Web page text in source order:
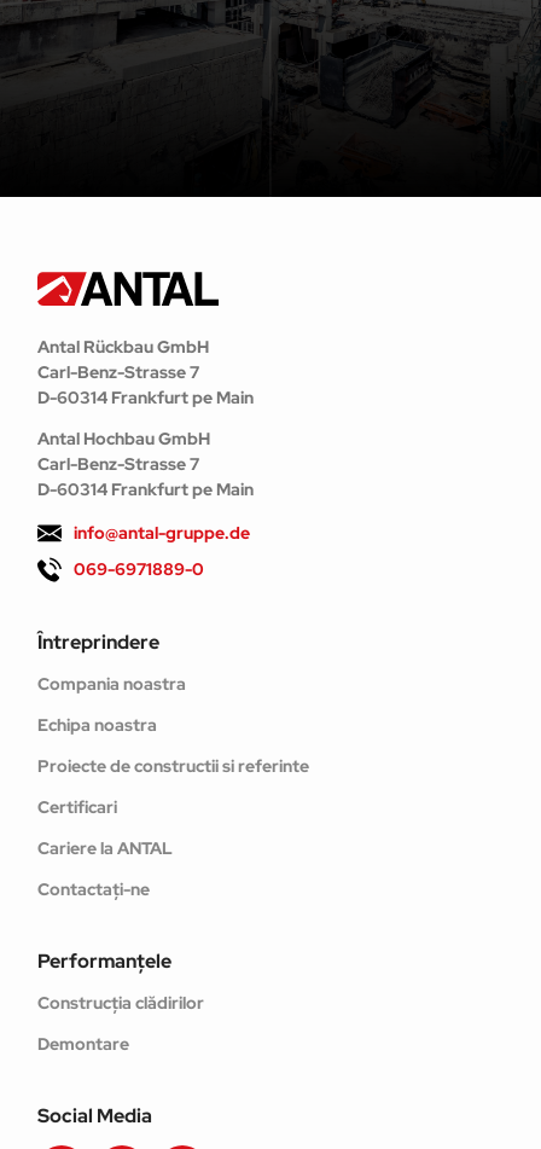
Antal Rückbau GmbH
Carl-Benz-Strasse 7
D-60314 Frankfurt pe Main
Antal Hochbau GmbH
Carl-Benz-Strasse 7
D-60314 Frankfurt pe Main
info@antal-gruppe.de
069-6971889-0
Întreprindere
Compania noastra
Echipa noastra
Proiecte de constructii si referinte
Certificari
Cariere la ANTAL
Contactați-ne
Performanţele
Construcția clădirilor
Demontare
Social Media